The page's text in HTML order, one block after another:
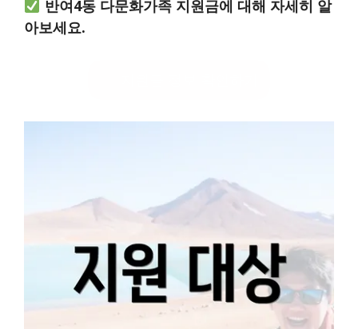
반여4동 다문화가족 지원금에 대해 자세히 알
아보세요.